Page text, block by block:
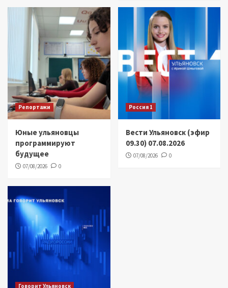
Репортажи
Юные ульяновцы
программируют
будущее
07/08/2026 0
Россия 1
Вести Ульяновск (эфир
09.30) 07.08.2026
07/08/2026 0
Говорит Ульяновск